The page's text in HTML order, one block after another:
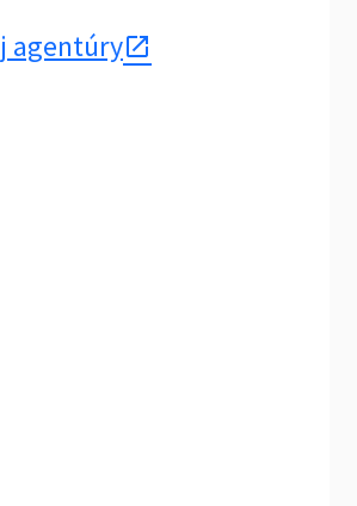
agentúry